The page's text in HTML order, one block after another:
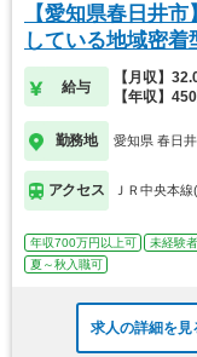
【愛知県春日井
している地域密着
給与
【月収】
【年収】
勤務地 愛知県 春日
アクセス ＪＲ中央本
年収700万円以上可 未経験
夏～秋入職可
求人の詳細を見